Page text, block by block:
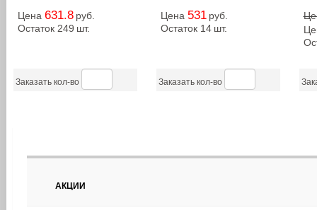
Цена 631.8 руб.
Остаток 249 шт.
Заказать кол-во
Цена 531 руб.
Остаток 14 шт.
Заказать кол-во
АКЦИИ